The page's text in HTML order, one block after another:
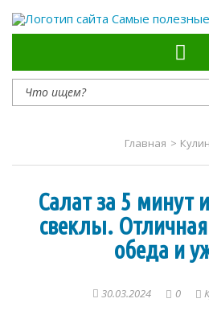
Самые полезные
Главная >
Салат за 5 минут
свеклы.
обеда и
30.03.2024 0